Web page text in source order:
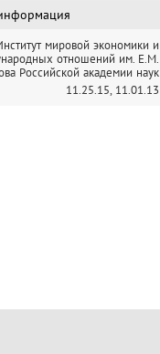
мировой экономики и
отношений им. Е.М.
Российской академии наук
11.25.15, 11.01.13